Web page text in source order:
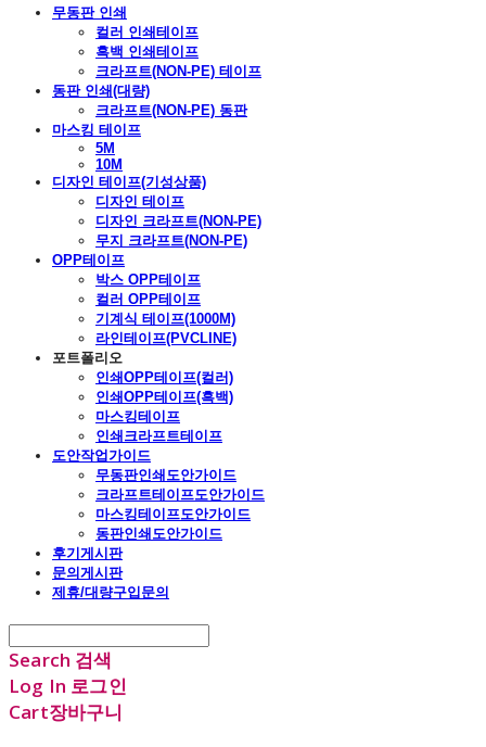
무동판 인쇄
컬러 인쇄테이프
흑백 인쇄테이프
크라프트(NON-PE) 테이프
동판 인쇄(대량)
크라프트(NON-PE) 동판
마스킹 테이프
5M
10M
디자인 테이프(기성상품)
디자인 테이프
디자인 크라프트(NON-PE)
무지 크라프트(NON-PE)
OPP테이프
박스 OPP테이프
컬러 OPP테이프
기계식 테이프(1000M)
라인테이프(PVCLINE)
포트폴리오
인쇄OPP테이프(컬러)
인쇄OPP테이프(흑백)
마스킹테이프
인쇄크라프트테이프
도안작업가이드
무동판인쇄도안가이드
크라프트테이프도안가이드
마스킹테이프도안가이드
동판인쇄도안가이드
후기게시판
문의게시판
제휴/대량구입문의
Search 검색
Log In 로그인
Cart장바구니